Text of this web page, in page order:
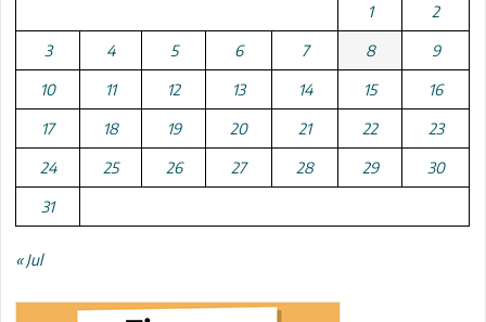
1 2
3 4 5 6 7 8 9
10 11 12 13 14 15 16
17 18 19 20 21 22 23
24 25 26 27 28 29 30
31
« Jul